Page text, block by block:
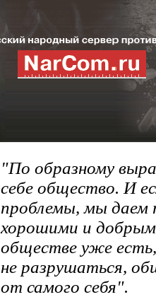
"По образному
себе общество. И
проблемы, мы даем
хорошими и
обществе уже
не разрушаться,
от самого себя".